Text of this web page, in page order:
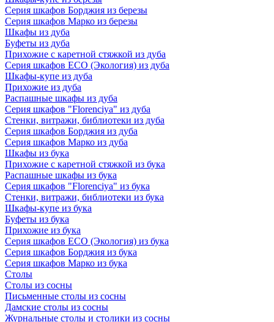
Серия шкафов Борджия из березы
Серия шкафов Марко из березы
Шкафы из дуба
Буфеты из дуба
Прихожие с каретной стяжкой из дуба
Серия шкафов ECO (Экология) из дуба
Шкафы-купе из дуба
Прихожие из дуба
Распашные шкафы из дуба
Серия шкафов "Florenciya" из дуба
Стенки, витражи, библиотеки из дуба
Серия шкафов Борджия из дуба
Серия шкафов Марко из дуба
Шкафы из бука
Прихожие с каретной стяжкой из бука
Распашные шкафы из бука
Серия шкафов "Florenciya" из бука
Стенки, витражи, библиотеки из бука
Шкафы-купе из бука
Буфеты из бука
Прихожие из бука
Серия шкафов ECO (Экология) из бука
Серия шкафов Борджия из бука
Серия шкафов Марко из бука
Столы
Столы из сосны
Письменные столы из сосны
Дамские столы из сосны
Журнальные столы и столики из сосны